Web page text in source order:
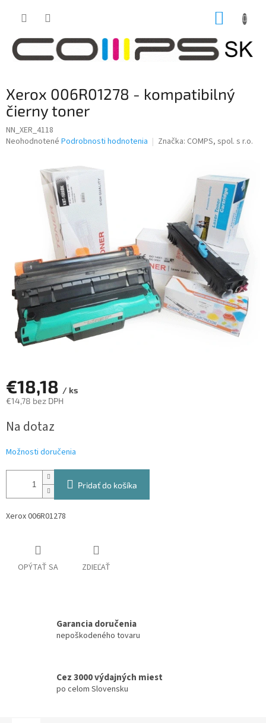
Xerox 006R01278 - kompatibilný
čierny toner
NN_XER_4118
Priemerné
Neohodnotené Podrobnosti hodnotenia Značka: COMPS, spol. s r.o.
€18,18 / ks
€14,78 bez DPH
cena:
Na dotaz
Možnosti doručenia
Pridať do košíka
Xerox 006R01278
OPÝTAŤ SA ZDIEĽAŤ
Garancia doručenia
nepoškodeného tovaru
Cez 3000 výdajných miest
po celom Slovensku